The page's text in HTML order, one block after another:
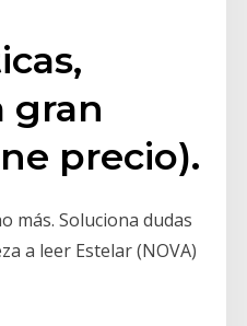
gran
precio).
más. Soluciona dudas
a leer Estelar (NOVA)